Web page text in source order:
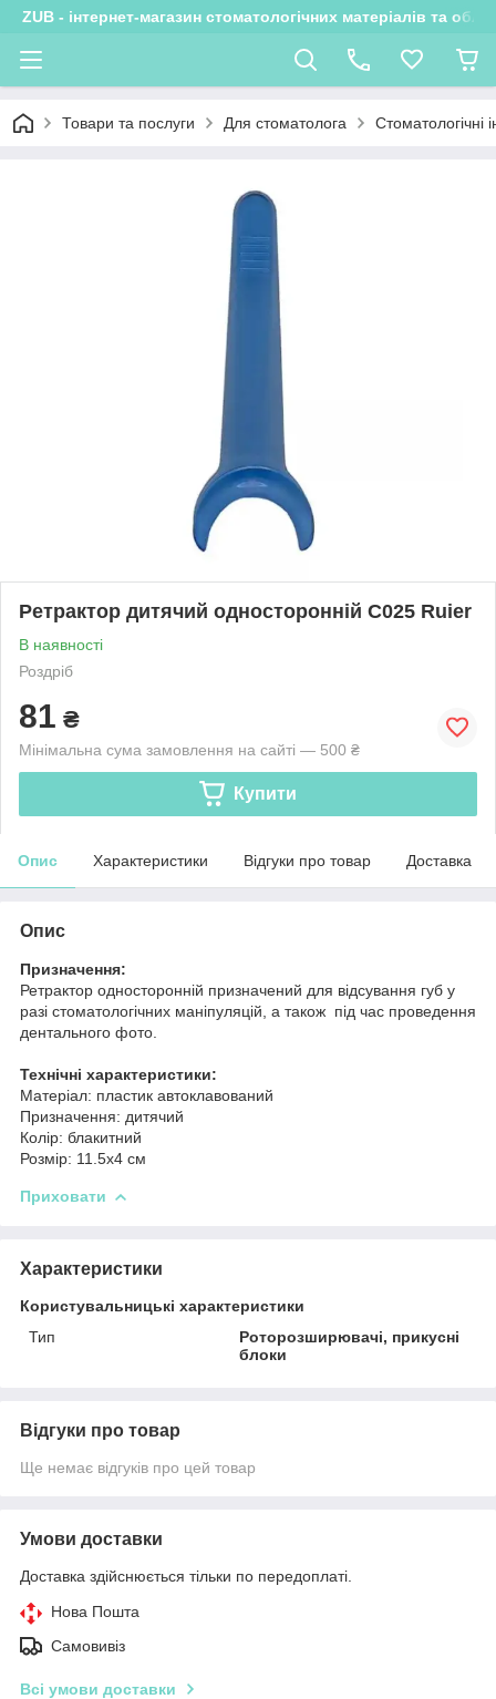
ZUB - інтернет-магазин стоматологічних матеріалів та
Товари та послуги Для стоматолога Стоматологічні
Ретрактор дитячий односторонній C025 Ruier
В наявності
Роздріб
81 ₴
Мінімальна сума замовлення на сайті — 500 ₴
Купити
Опис Характеристики Відгуки про товар Доставка
Опис
Призначення:
Ретрактор односторонній призначений для відсування губ у
разі стоматологічних маніпуляцій, а також під час проведення
дентального фото.
Технічні характеристики:
Матеріал: пластик автоклавований
Призначення: дитячий
Колір: блакитний
Розмір: 11.5х4 см
Приховати
Характеристики
Користувальницькі характеристики
Тип
Роторозширювачі, прикусні
блоки
Відгуки про товар
Ще немає відгуків про цей товар
Умови доставки
Доставка здійснюється тільки по передоплаті.
Нова Пошта
Самовивіз
Всі умови доставки